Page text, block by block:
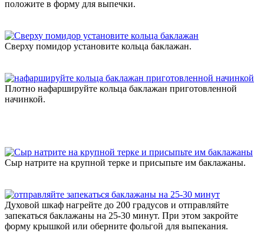
положите в форму для выпечки.
Сверху помидор установите кольца баклажан.
Плотно нафаршируйте кольца баклажан приготовленной
начинкой.
Сыр натрите на крупной терке и присыпьте им баклажаны.
Духовой шкаф нагрейте до 200 градусов и отправляйте
запекаться баклажаны на 25-30 минут. При этом закройте
форму крышкой или оберните фольгой для выпекания.